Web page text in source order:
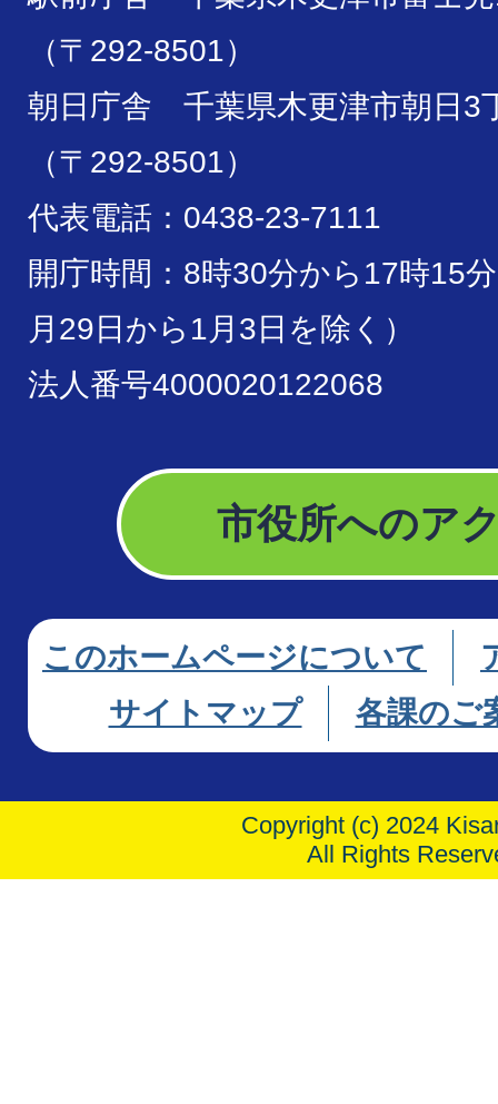
（〒292-8501）
朝日庁舎 千葉県木更津市朝日3
（〒292-8501）
代表電話：0438-23-7111
開庁時間：8時30分から17時15
月29日から1月3日を除く）
法人番号4000020122068
市役所へのア
このホームページについて
サイトマップ
各課のご
Copyright (c) 2024
All Rights